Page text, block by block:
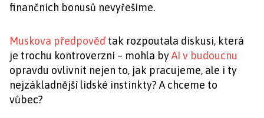
finančních bonusů nevyřešíme.
Muskova předpověďtak rozpoutala diskusi, která
je trochu kontroverzní – mohla byAI v budoucnu
opravdu ovlivnit nejen to, jak pracujeme, ale i ty
nejzákladnější lidské instinkty? A chceme to
vůbec?